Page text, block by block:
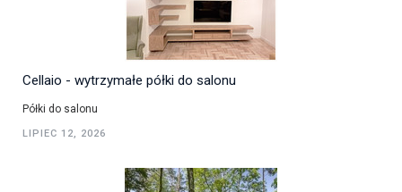
Cellaio - wytrzymałe półki do salonu
Półki do salonu
LIPIEC 12, 2026